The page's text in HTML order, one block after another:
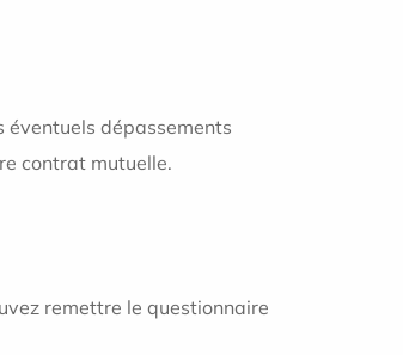
éventuels dépassements
contrat mutuelle.
remettre le questionnaire